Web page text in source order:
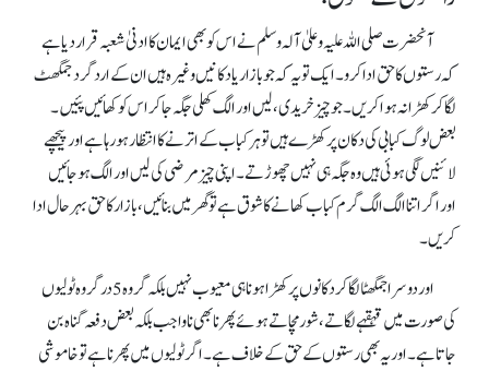
آنحضرت صلی اللہ علیہ وعلیٰ آلہ وسلم نے اس کو بھی ایمان کا ادنیٰ شعبہ قرار دیا ہے
کہ رستوں کا حق ادا کرو۔ ایک تو یہ کہ جو بازار یا دکانیں وغیرہ ہیں ا ن کے اردگرد جمگھٹ
لگا کر کھڑا نہ ہواکریں۔ جو چیز خریدی، لیں اور الگ کھلی جگہ جا کر اس کو کھائیں پئیں ۔
بعض لوگ کبابی کی دکان پر کھڑے ہیں توہر کباب کے اترنے کا انتظار ہو رہاہے اور پیچھے
لائنیں لگی ہوئی ہیں وہ جگہ ہی نہیں چھوڑتے۔ اپنی چیز مرضی کی لیں اور الگ ہو جائیں
اور اگر اتنا الگ الگ گرم کباب کھانے کاشوق ہے تو گھر میں بنائیں ، بازار کا حق بہرحال ادا
کریں۔
اور دوسرا جمگھٹا لگا کر دکانوں پر کھڑا ہونا ہی معیوب نہیں بلکہ گروہ5 در گروہ ٹولیوں
کی صورت میں قہقہے لگاتے، شور مچاتے ہوئے پھر نا بھی ناواجب بلکہ بعض دفعہ گناہ بن
جاتاہے۔ اور یہ بھی رستوں کے حق کے خلاف ہے۔ اگر ٹولیوں میں پھرنا ہے تو خاموشی